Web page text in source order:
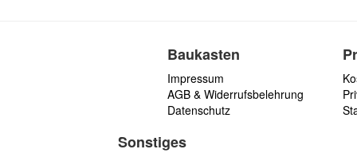
Baukasten
Impressum
AGB & Widerrufsbelehrung
Datenschutz
Sonstiges